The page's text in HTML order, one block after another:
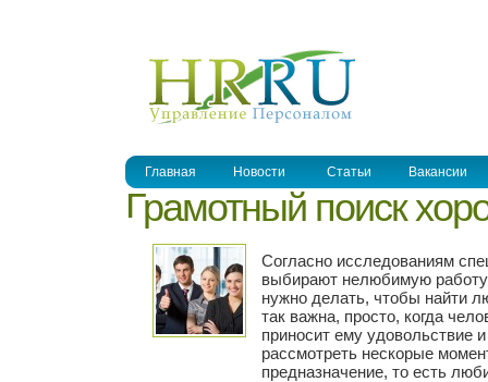
Главная Новости Статьи Вакансии
Грамотный поиск
Согласно исследованиям
выбирают нелюбимую
нужно делать, чтобы найти
так важна, просто, когда
приносит ему удовольствие
рассмотреть нескорые
предназначение, то есть